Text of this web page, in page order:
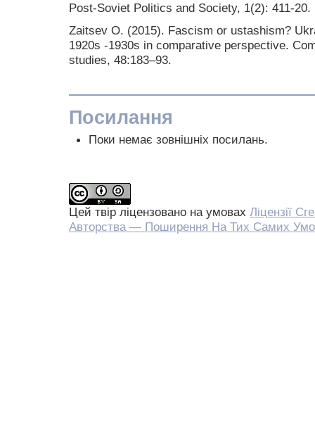
Post-Soviet Politics and Society, 1(2): 411-20.
Zaitsev O. (2015). Fascism or ustashism?
1920s -1930s in comparative perspective.
studies, 48:183–93.
Посилання
Поки немає зовнішніх посилань.
Цей твір ліцензовано на умовах Ліцензії
Авторства — Поширення На Тих Самих